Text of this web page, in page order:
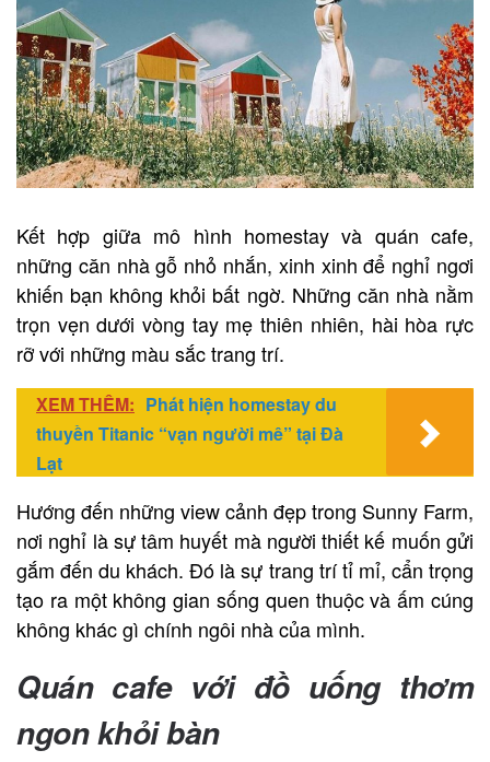
Kết hợp giữa mô hình homestay và quán cafe,
những căn nhà gỗ nhỏ nhắn, xinh xinh để nghỉ ngơi
khiến bạn không khỏi bất ngờ. Những căn nhà nằm
trọn vẹn dưới vòng tay mẹ thiên nhiên, hài hòa rực
rỡ với những màu sắc trang trí.
XEM THÊM: Phát hiện homestay du
thuyền Titanic “vạn người mê” tại Đà
Lạt
Hướng đến những view cảnh đẹp trong Sunny Farm,
nơi nghỉ là sự tâm huyết mà người thiết kế muốn gửi
gắm đến du khách. Đó là sự trang trí tỉ mỉ, cẩn trọng
tạo ra một không gian sống quen thuộc và ấm cúng
không khác gì chính ngôi nhà của mình.
Quán cafe với đồ uống thơm
ngon khỏi bàn